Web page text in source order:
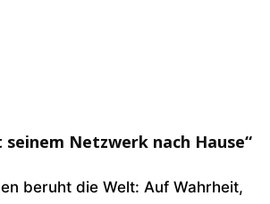
Netzwerk nach Hause“
beruht die Welt: Auf Wahrheit,